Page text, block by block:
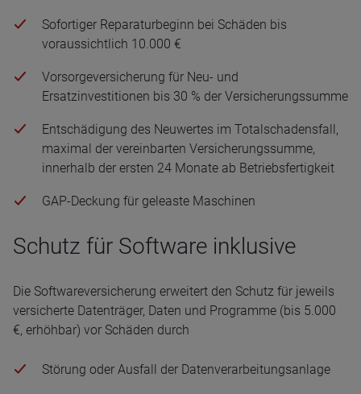
Sofortiger Reparaturbeginn bei Schäden bis
voraussichtlich 10.000 €
Vorsorgeversicherung für Neu- und
Ersatzinvestitionen bis 30 % der Versicherungssumme
Entschädigung des Neuwertes im Totalschadensfall,
maximal der vereinbarten Versicherungssumme,
innerhalb der ersten 24 Monate ab Betriebsfertigkeit
GAP-Deckung für geleaste Maschinen
Schutz für Software inklusive
Die Softwareversicherung erweitert den Schutz für jeweils
versicherte Datenträger, Daten und Programme (bis 5.000
€, erhöhbar) vor Schäden durch
Störung oder Ausfall der Datenverarbeitungsanlage